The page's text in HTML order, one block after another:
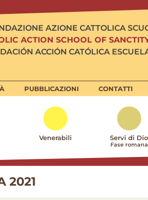
AZIONE CATTOLICA
ACTION SCHOOL OF
ACCIÓN CATÓLICA
PUBBLICAZIONI CONTATTI
Venerabili Servi di Dio
Fase romana
2021